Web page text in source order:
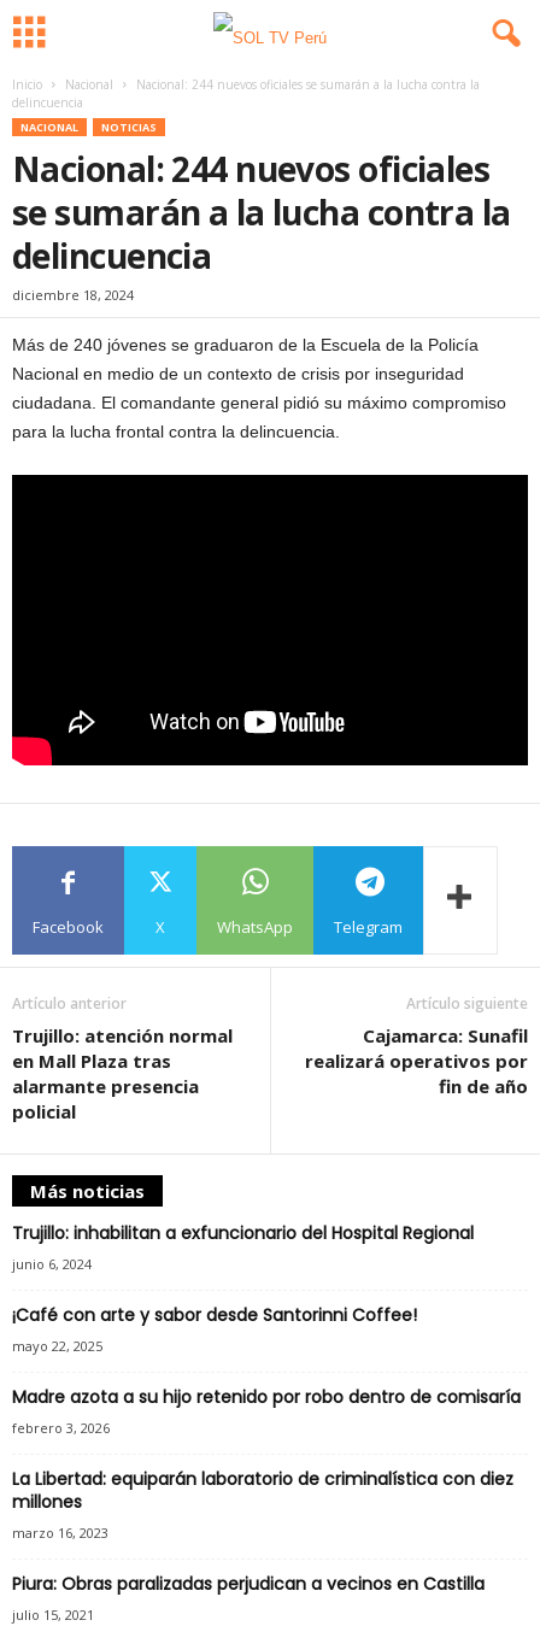
Inicio Nacional
Nacional: 244 nuevos oficiales se sumarán a la lucha contra la
delincuencia
NACIONAL NOTICIAS
Nacional: 244 nuevos oficiales
se sumarán a la lucha contra la
delincuencia
diciembre 18, 2024
Más de 240 jóvenes se graduaron de la Escuela de la Policía
Nacional en medio de un contexto de crisis por inseguridad
ciudadana. El comandante general pidió su máximo compromiso
para la lucha frontal contra la delincuencia.
Facebook X WhatsApp Telegram
Artículo anterior
Trujillo: atención normal
en Mall Plaza tras
alarmante presencia
policial
Artículo siguiente
Cajamarca: Sunafil
realizará operativos por
fin de año
Más noticias
Trujillo: inhabilitan a exfuncionario del Hospital Regional
junio 6, 2024
¡Café con arte y sabor desde Santorinni Coffee!
mayo 22, 2025
Madre azota a su hijo retenido por robo dentro de comisaría
febrero 3, 2026
La Libertad: equiparán laboratorio de criminalística con diez
millones
marzo 16, 2023
Piura: Obras paralizadas perjudican a vecinos en Castilla
julio 15, 2021